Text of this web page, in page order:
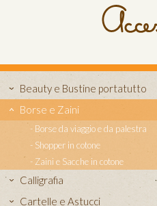
Beauty e Bustine portatutto
Borse e Zaini
Borse da viaggio e da palestra
Shopper in cotone
Zaini e Sacche in cotone
Calligrafia
Cartelle e Astucci